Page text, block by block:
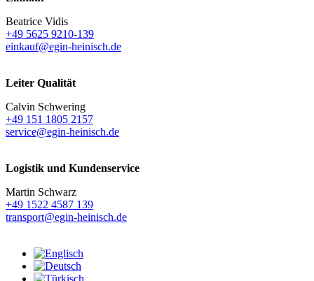
Beatrice Vidis
+49 5625 9210-139
einkauf@egin-heinisch.de
Leiter Qualität
Calvin Schwering
+49 151 1805 2157
service@egin-heinisch.de
Logistik und Kundenservice
Martin Schwarz
+49 1522 4587 139
transport@egin-heinisch.de